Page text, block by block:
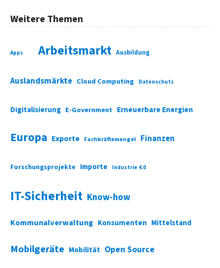
Weitere Themen
Apps Arbeitsmarkt Ausbildung
Auslandsmärkte Cloud Computing Datenschutz
Digitalisierung E-Government Erneuerbare Energien
Europa Exporte Fachkräftemangel Finanzen
Forschungsprojekte Importe Industrie 4.0
IT-Sicherheit Know-how
Kommunalverwaltung Konsumenten Mittelstand
Mobilgeräte Mobilität Open Source